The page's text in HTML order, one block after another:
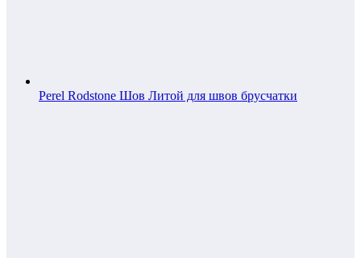
Perel Rodstone Шов Литой для швов брусчатки